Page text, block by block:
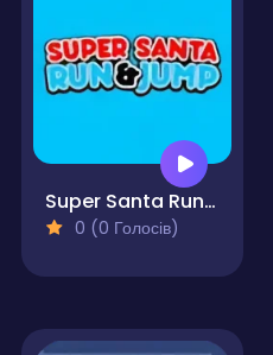
Super Santa Run & Jump
0 (0 Голосів)